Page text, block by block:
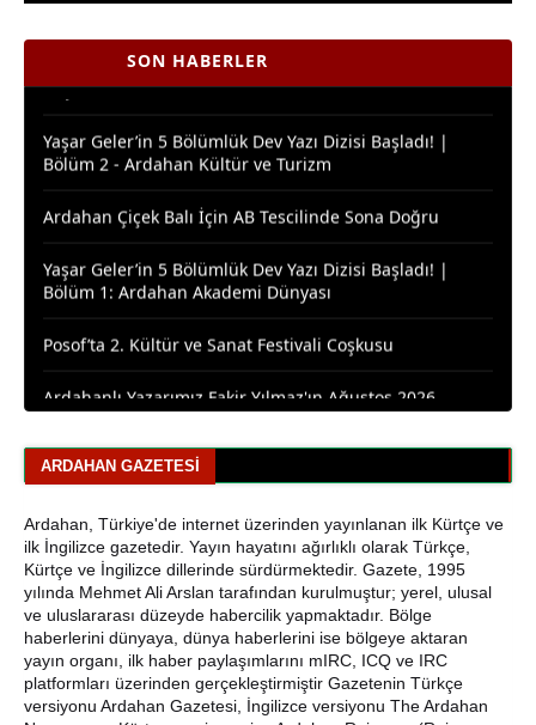
SON HABERLER
Başladı
Yaşar Geler’in 5 Bölümlük Dev Yazı Dizisi Başladı! |
Ardahan Çiçek Balı İçin AB Tescilinde Sona Doğru
Yaşar Geler’in 5 Bölümlük Dev Yazı Dizisi Başladı! |
Posof’ta 2. Kültür ve Sanat Festivali Coşkusu
Ardahanlı Yazarımız Fakir Yılmaz'ın Ağustos 2026
Bisikletçiler Gitti, Kayakçılar Geldi: Ardahan’da Spor
Ardahan Emniyet Müdürlüğü’nden Yeni Harf Grubu
Plaka Duyurusu
Ardahan Belediye Başkanı Faruk Demir ve Meclis
Üyeleri CHP’den İstifa Etti
Yaşar Geler'den Bölge Analizi: Ardahan ve Kars'ta Son
ARDAHAN GAZETESI
Ardahan, Türkiye'de internet üzerinden yayınlanan ilk Kürtçe ve
ilk İngilizce gazetedir. Yayın hayatını ağırlıklı olarak Türkçe,
Kürtçe ve İngilizce dillerinde sürdürmektedir. Gazete, 1995
yılında Mehmet Ali Arslan tarafından kurulmuştur; yerel, ulusal
ve uluslararası düzeyde habercilik yapmaktadır. Bölge
haberlerini dünyaya, dünya haberlerini ise bölgeye aktaran
yayın organı, ilk haber paylaşımlarını mIRC, ICQ ve IRC
platformları üzerinden gerçekleştirmiştir Gazetenin Türkçe
versiyonu Ardahan Gazetesi, İngilizce versiyonu The Ardahan